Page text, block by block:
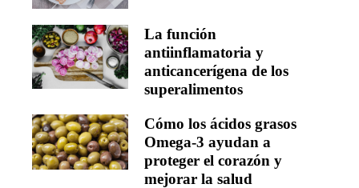
La función
antiinflamatoria y
anticancerígena de los
superalimentos
Cómo los ácidos grasos
Omega-3 ayudan a
proteger el corazón y
mejorar la salud